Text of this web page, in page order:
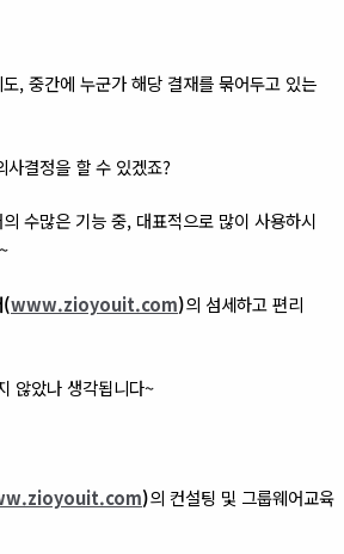
, 중간에 누군가 해당 결재를 묶어두고 있는
사결정을 할 수 있겠죠?
수많은 기능 중, 대표적으로 많이 사용하시
(www.zioyouit.com)의 섬세하고 편리
않았나 생각됩니다~
)의 컨설팅 및 그룹웨어교육